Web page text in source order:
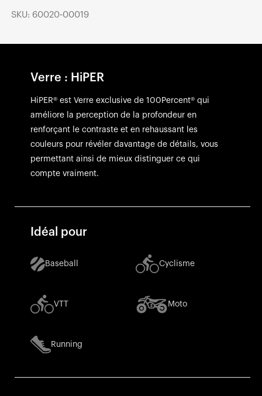
SKU: 60020-00019
Verre : HiPER
HiPER® est Verre exclusive de 100Percent® qui
améliore la perception de la profondeur en
renforçant le contraste et en rehaussant les
couleurs pour révéler davantage de détails, vous
permettant ainsi de mieux distinguer ce qui
compte vraiment.
Idéal pour
Baseball Cyclisme
VTT Moto
Running